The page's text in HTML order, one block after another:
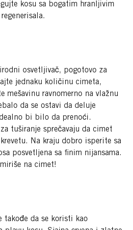
kosu sa bogatim hranljivim
osvetljivač, pogotovo za
jednaku količinu cimeta,
mešavinu ravnomerno na vlažnu
da se ostavi da deluje
bi bilo da prenoći.
tuširanje sprečavaju da cimet
Na kraju dobro isperite sa
posvetljena sa finim nijansama.
na cimet!
takođe da se koristi kao